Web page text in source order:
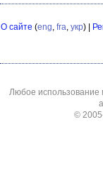
О сайте (eng, fra, укр) |
Любое использование
©